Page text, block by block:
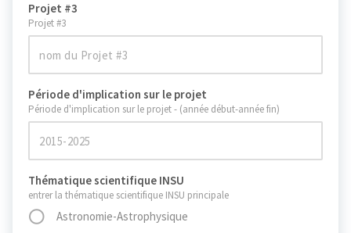
Projet #3
Projet #3
Période d'implication sur le projet
Période d'implication sur le projet - (année début-année fin)
Thématique scientifique INSU
entrer la thématique scientifique INSU principale
Astronomie-Astrophysique